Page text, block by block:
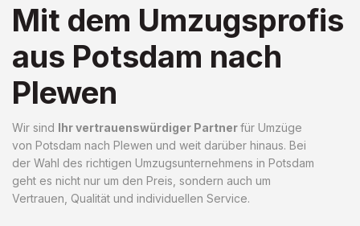
Mit dem Umzugsprofis
aus Potsdam nach
Plewen
Wir sind Ihr vertrauenswürdiger Partnerfür Umzüge
von Potsdam nach Plewen und weit darüber hinaus. Bei
der Wahl des richtigen Umzugsunternehmens in Potsdam
geht es nicht nur um den Preis, sondern auch um
Vertrauen, Qualität und individuellen Service.